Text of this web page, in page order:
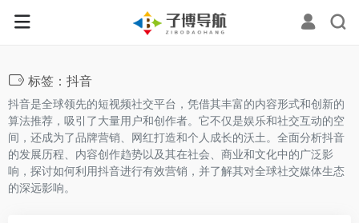
标签：抖音
抖音是全球领先的短视频社交平台，凭借其丰富的内容形式和创新的
算法推荐，吸引了大量用户和创作者。它不仅是娱乐和社交互动的空
间，还成为了品牌营销、网红打造和个人成长的沃土。全面分析抖音
的发展历程、内容创作趋势以及其在社会、商业和文化中的广泛影
响，探讨如何利用抖音进行有效营销，并了解其对全球社交媒体生态
的深远影响。